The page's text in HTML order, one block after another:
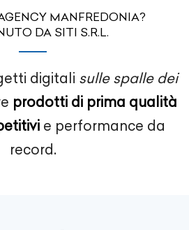
MANFREDONIA?
DA SITI S.R.L.
digitali sulle spalle dei
prodotti di prima qualità
e performance da
record.